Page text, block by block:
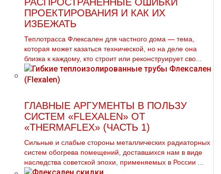
ПРОЕКТИРОВАНИЯ И КАК ИХ
ИЗБЕЖАТЬ
Теплотрасса Флексален для частного дома — тема,
которая может казаться технической, но на деле она
близка к каждому, кто строит или реконструирует сво...
ГЛАВНЫЕ АРГУМЕНТЫ В ПОЛЬЗУ
СИСТЕМ «FLEXALEN» ОТ
«THERMAFLEX» (ЧАСТЬ 1)
Сильные и слабые стороны металлических радиаторных
систем обогрева помещений, доставшихся нам в виде
наследства советской эпохи, применяемых в России ...